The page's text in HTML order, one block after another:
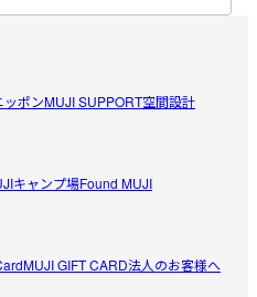
ッポンMUJI SUPPORT空間設計
キャンプ場Found MUJI
MUJI GIFT CARD法人のお客様へ